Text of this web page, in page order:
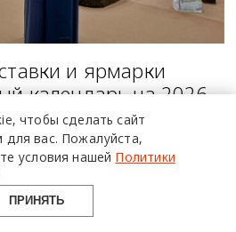
и ярмарки
календарь на 2026
про дизайн
и архитектуру
в Telegram канале
Design Mate
чтобы сделать сайт
для вас. Пожалуйста,
условия нашей Политики
ПРИНЯТЬ